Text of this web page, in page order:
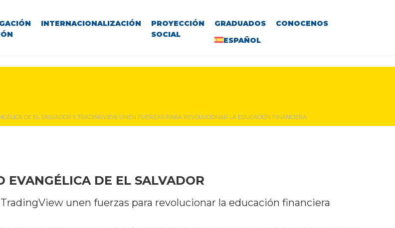
INTERNACIONALIZACIÓN
PROYECCIÓN
SOCIAL
GRADUADOS
CONOCENOS
ESPAÑOL
DE EL SALVADOR Y TRADINGVIEW UNEN FUERZAS PARA REVOLUCIONAR LA EDUCACIÓN FINANCIERA
EVANGÉLICA DE EL SALVADOR
unen fuerzas para revolucionar la educación financiera